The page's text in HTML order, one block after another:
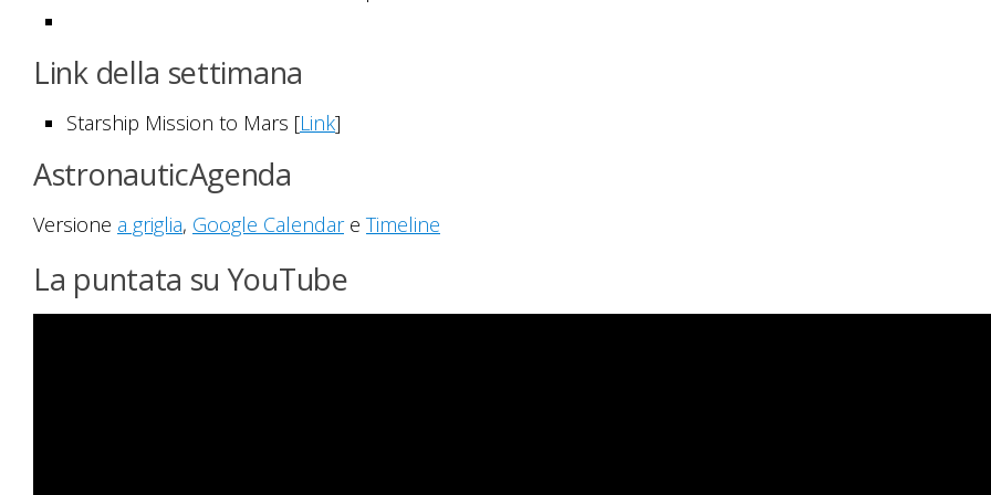
Link della settimana
Starship Mission to Mars [Link]
AstronauticAgenda
Versione a griglia, Google Calendare Timeline
La puntata su YouTube